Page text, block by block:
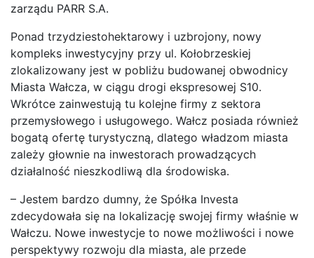
zarządu PARR S.A.
Ponad trzydziestohektarowy i uzbrojony, nowy
kompleks inwestycyjny przy ul. Kołobrzeskiej
zlokalizowany jest w pobliżu budowanej obwodnicy
Miasta Wałcza, w ciągu drogi ekspresowej S10.
Wkrótce zainwestują tu kolejne firmy z sektora
przemysłowego i usługowego. Wałcz posiada również
bogatą ofertę turystyczną, dlatego władzom miasta
zależy głownie na inwestorach prowadzących
działalność nieszkodliwą dla środowiska.
– Jestem bardzo dumny, że Spółka Investa
zdecydowała się na lokalizację swojej firmy właśnie w
Wałczu. Nowe inwestycje to nowe możliwości i nowe
perspektywy rozwoju dla miasta, ale przede